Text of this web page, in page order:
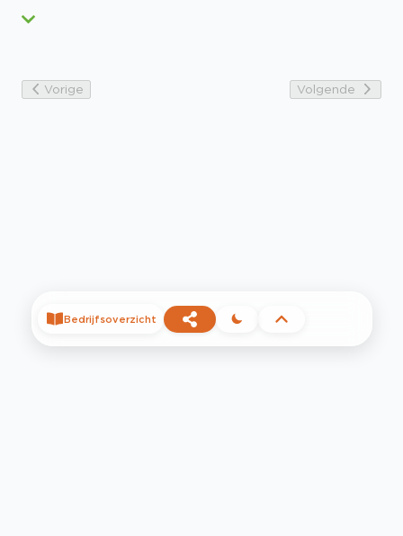
Vorige Volgende
Bedrijfsoverzicht